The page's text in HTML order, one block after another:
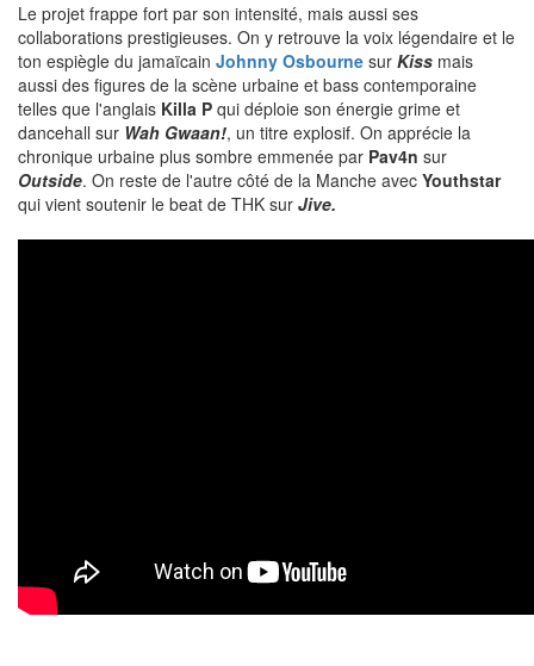
Le projet frappe fort par son intensité, mais aussi ses
collaborations prestigieuses. On y retrouve la voix légendaire et le
ton espiègle du jamaïcain Johnny Osbourne sur Kiss mais
aussi des figures de la scène urbaine et bass contemporaine
telles que l'anglais Killa P qui déploie son énergie grime et
dancehall sur Wah Gwaan!, un titre explosif. On apprécie la
chronique urbaine plus sombre emmenée par Pav4n sur
Outside. On reste de l'autre côté de la Manche avec Youthstar
qui vient soutenir le beat de THK sur Jive.